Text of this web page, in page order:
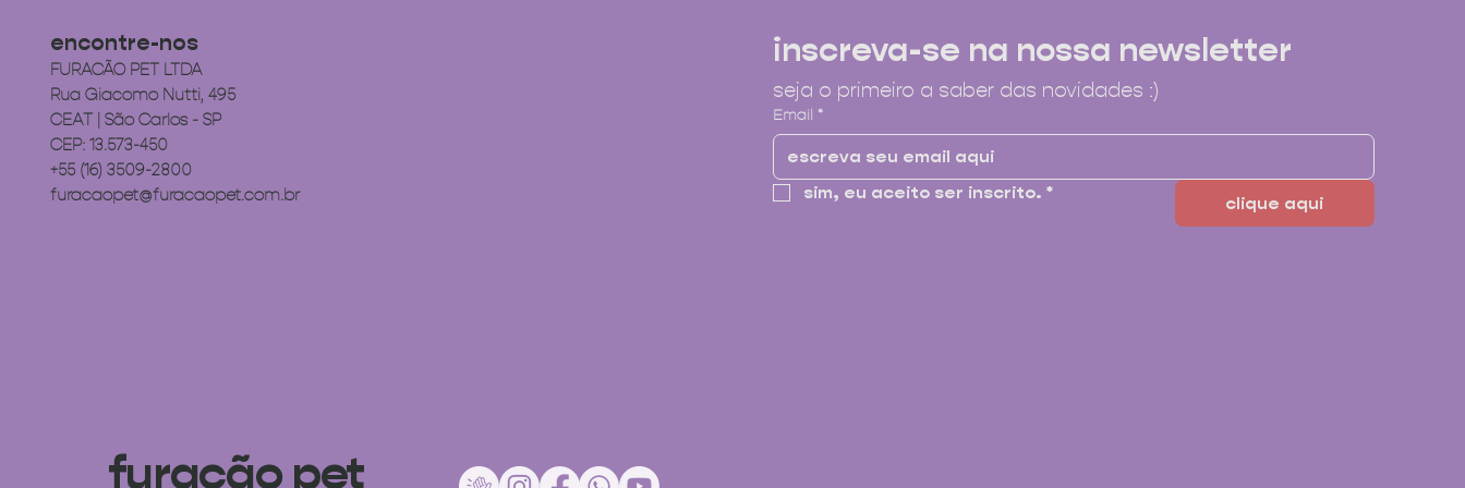
encontre-nos
FURACÃO PET LTDA
Rua Giacomo Nutti, 495
CEAT | São Carlos - SP
CEP: 13.573-450
+55 (16) 3509-2800
furacaopet@furacaopet.com.br
furacão pet
inscreva-se na nossa newsletter
seja o primeiro a saber das novidades :)
Email *
sim, eu aceito ser inscrito. * clique aqui